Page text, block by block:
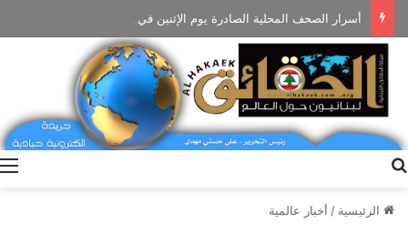
أسرار الصحف المحلية الصادرة يوم الإثنين في 10 آب 2026
الرئيسية / أخبار عالمية